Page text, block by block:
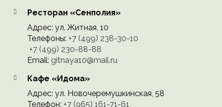
Ресторан «Сенполия»
Адрес: ул. Житная, 10
Телефоны: +7 (499) 238-30-10
+7 (499) 230-88-88
Email: gitnaya10@mail.ru
Кафе «Идома»
Адрес: ул. Новочеремушкинская, 58
Телефон: +7 (965) 161-71-61